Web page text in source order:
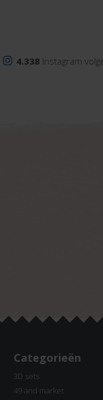
4.338 Instagram
Categorieën
3D sets
49 and market